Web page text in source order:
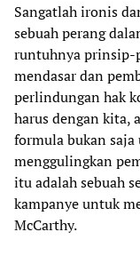
Sangatlah ironis
sebuah perang
runtuhnya prinsip-
mendasar dan
perlindungan hak
harus dengan kita,
formula bukan
menggulingkan
itu adalah sebuah
kampanye untuk
McCarthy.